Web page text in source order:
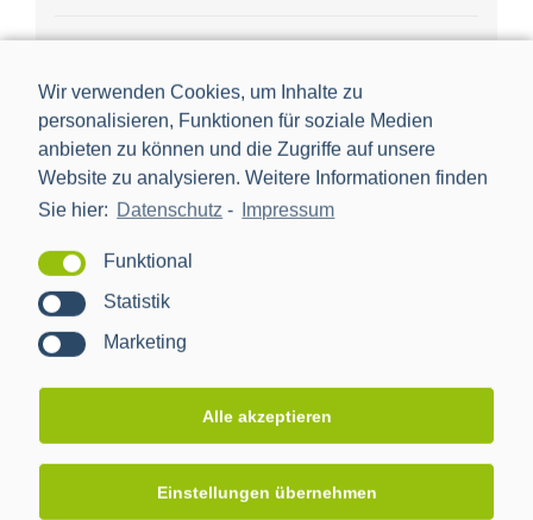
Wir verwenden Cookies, um Inhalte zu
personalisieren, Funktionen für soziale Medien
anbieten zu können und die Zugriffe auf unsere
Website zu analysieren. Weitere Informationen finden
Sie hier: Datenschutz - Impressum
Funktional
Statistik
Marketing
Alle akzeptieren
Einstellungen übernehmen
Veranstaltungsort
Penck Hotel
Dresden, 01067 Deutschland
Robotron Datenbank-Software GmbH